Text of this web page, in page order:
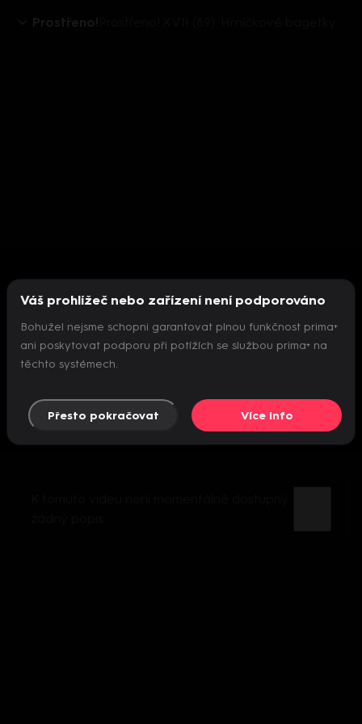
Prostřeno!
Nepodařilo se inicializovat přehrávač
Váš prohlížeč nebo zařízení není podporováno
Bohužel nejsme schopni garantovat plnou funkčnost prima+
ani poskytovat podporu při potížích se službou prima+ na
těchto systémech.
Přesto pokračovat Více info